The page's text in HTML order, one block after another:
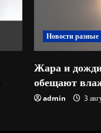
Новости разные
Жара и
обещают
admin 3